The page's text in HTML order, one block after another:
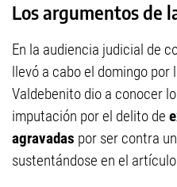
Los argumentos de
En la audiencia judicial de
llevó a cabo el domingo por
Valdebenito dio a conocer
imputación por el delito de
agravadas por ser contra
sustentándose en el